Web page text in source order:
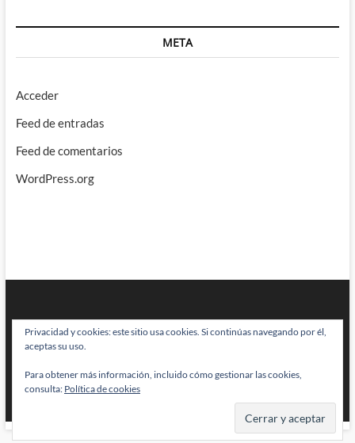
META
Acceder
Feed de entradas
Feed de comentarios
WordPress.org
BRAINSTOMPING| Diseñado por:Theme Freesia|WordPress| © Todos
los derechos reservados
Privacidad y cookies: este sitio usa cookies. Si continúas navegando por él,
aceptas su uso.
Para obtener más información, incluido cómo gestionar las cookies,
consulta: Política de cookies